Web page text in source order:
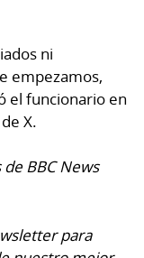
ni
empezamos,
el funcionario en
X.
BBC News
para